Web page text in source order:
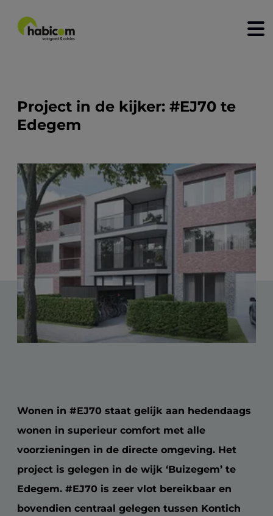
kopen
huren
verkopen
verhuren
contact
over ons
wonen-magazine
diensten
zoekopdracht
blog
jobs
Project in de kijker: #EJ70 te
Edegem
Wonen in #EJ70 staat gelijk aan hedendaags
wonen in superieur comfort met alle
voorzieningen in de directe omgeving. Het
project is gelegen in de wijk ‘Buizegem’ te
Edegem. #EJ70 is zeer vlot bereikbaar en
bovendien centraal gelegen tussen Kontich